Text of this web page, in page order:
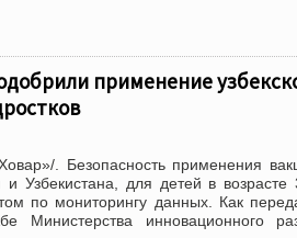
применение
. Безопасность применения
и Узбекистана, для детей в
по мониторингу данных. Как
Министерства инновационного